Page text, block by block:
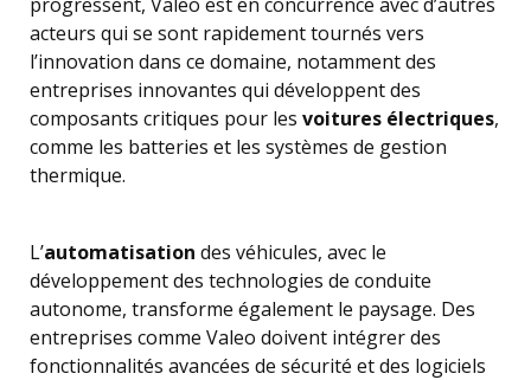
acteurs qui se sont rapidement tournés vers
l’innovation dans ce domaine, notamment des
entreprises innovantes qui développent des
composants critiques pour les voitures électriques,
comme les batteries et les systèmes de gestion
thermique.
L’automatisation des véhicules, avec le
développement des technologies de conduite
autonome, transforme également le paysage. Des
entreprises comme Valeo doivent intégrer des
fonctionnalités avancées de sécurité et des logiciels